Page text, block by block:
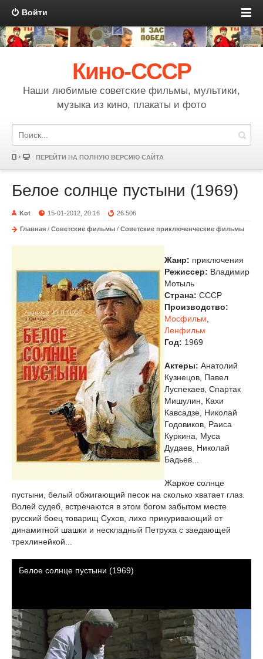
Войти
Кино-СССР
Наши любимые советские фильмы, мультики,
музыка из кино, плакаты и фото
ПЕРЕЙТИ НА ПОЛНУЮ ВЕРСИЮ САЙТА
Белое солнце пустыни (1969)
Kot 15-01-2012, 20:16 26 506
Главная / Советские фильмы / Советские приключенческие фильмы
Жанр: приключения
Режиссер: Владимир
Мотыль
Страна: СССР
Производство:
Мосфильм
Ленфильм
Год: 1969
Актеры: Анатолий
Кузнецов, Павел
Луспекаев, Спартак
Мишулин, Кахи
Кавсадзе, Николай
Годовиков, Раиса
Куркина, Муса
Дудаев, Николай
Бадьев...
Жаркое солнце
пустыни, белый обжигающий песок на сколько хватает глаз.
Волей судеб, встречаются в этом богом забытом месте
русский боец товарищ Сухов, лихо прикуривающий от
динамитной шашки и нескладный Петруха с заедающей
трехлинейкой...